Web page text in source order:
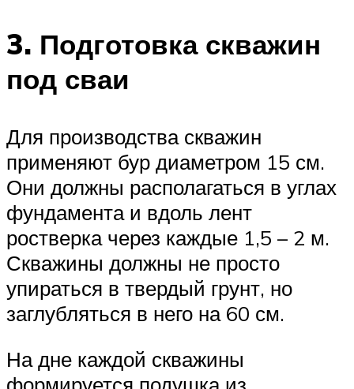
3. Подготовка скважин
под сваи
Для производства скважин
применяют бур диаметром 15 см.
Они должны располагаться в углах
фундамента и вдоль лент
ростверка через каждые 1,5 – 2 м.
Скважины должны не просто
упираться в твердый грунт, но
заглубляться в него на 60 см.
На дне каждой скважины
формируется подушка из